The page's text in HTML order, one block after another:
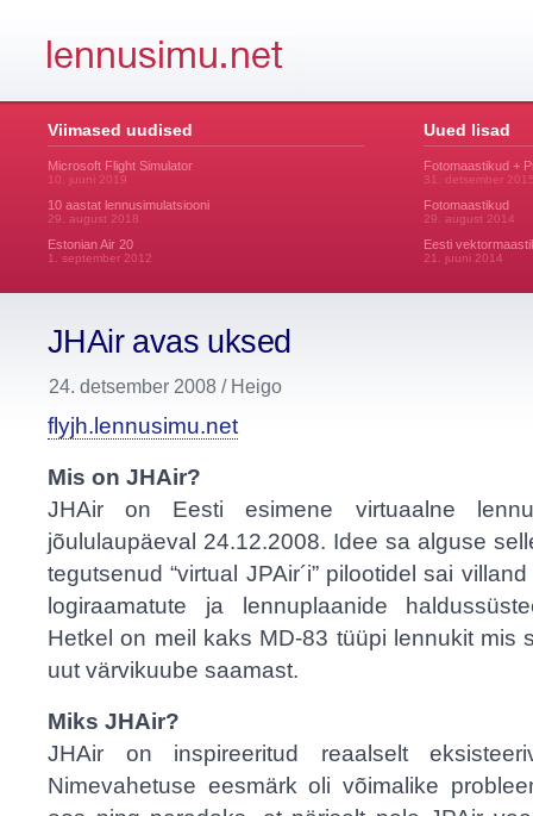
Viimased uudised
Microsoft Flight Simulator
10. juuni 2019
10 aastat lennusimulatsiooni
29. august 2018
Estonian Air 20
1. september 2012
Uued lisad
Fotomaastikud +
31. detsember
Fotomaastikud
29. august 2014
Eesti
21. juuni 2014
JHAir avas uksed
24. detsember 2008 / Heigo
flyjh.lennusimu.net
Mis on JHAir?
JHAir on Eesti esimene virtuaalne
jõululaupäeval 24.12.2008. Idee sa alguse
tegutsenud “virtual JPAir´i” pilootidel sai
logiraamatute ja lennuplaanide
Hetkel on meil kaks MD-83 tüüpi lennukit mis
uut värvikuube saamast.
Miks JHAir?
JHAir on inspireeritud reaalselt
Nimevahetuse eesmärk oli võimalike